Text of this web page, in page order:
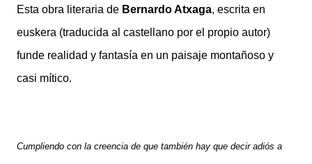
Esta obra literaria de Bernardo Atxaga, escrita en
euskera (traducida al castellano por el propio autor)
funde realidad y fantasía en un paisaje montañoso y
casi mítico.
Cumpliendo con la creencia de que también hay que decir adiós a